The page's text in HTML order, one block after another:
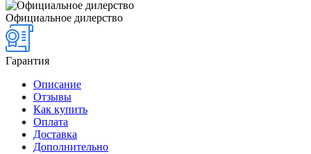
Официальное дилерство
Гарантия
Описание
Отзывы
Как купить
Оплата
Доставка
Дополнительно